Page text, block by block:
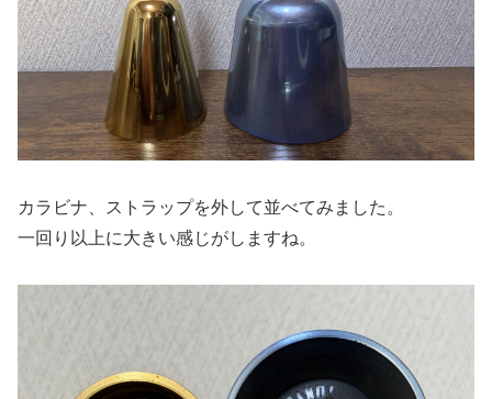
カラビナ、ストラップを外して並べてみました。
一回り以上に大きい感じがしますね。